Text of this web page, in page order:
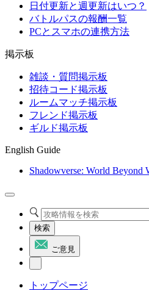
日付更新と週更新はいつ？
バトルパスの報酬一覧
PCとスマホの連携方法
掲示板
雑談・質問掲示板
招待コード掲示板
ルームマッチ掲示板
フレンド掲示板
ギルド掲示板
English Guide
Shadowverse: World Beyond
検索
ご意見
トップページ